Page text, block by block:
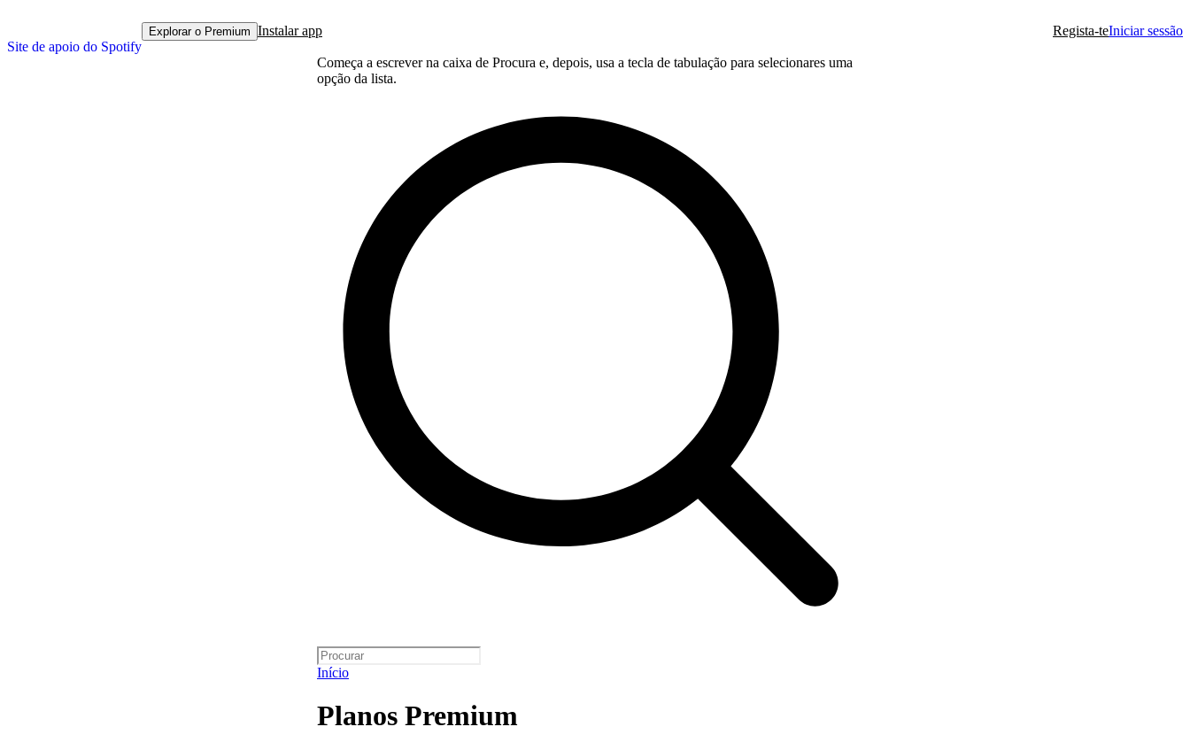
Site de apoio do Spotify
Explorar o Premium Instalar app Regista-teIniciar sessão
Começa a escrever na caixa de Procura e, depois, usa a tecla de tabulação para selecionares uma
opção da lista.
Início
Planos Premium